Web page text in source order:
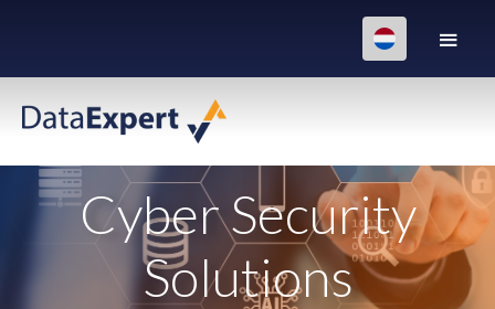
Cyber Security
Solutions